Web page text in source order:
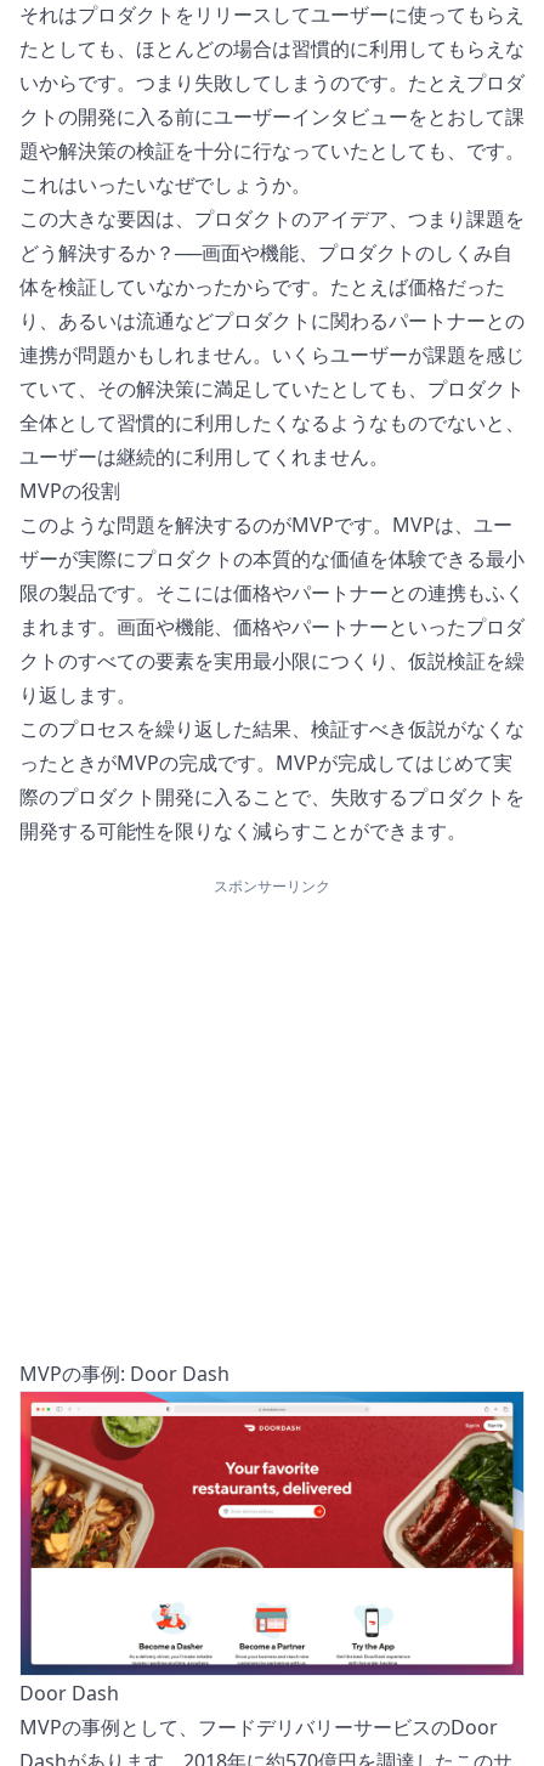
それはプロダクトをリリースしてユーザーに使ってもらえ
たとしても、ほとんどの場合は習慣的に利用してもらえな
いからです。つまり失敗してしまうのです。たとえプロダ
クトの開発に入る前にユーザーインタビューをとおして課
題や解決策の検証を十分に行なっていたとしても、です。
これはいったいなぜでしょうか。
この大きな要因は、プロダクトのアイデア、つまり課題を
どう解決するか？──画面や機能、プロダクトのしくみ自
体を検証していなかったからです。たとえば価格だった
り、あるいは流通などプロダクトに関わるパートナーとの
連携が問題かもしれません。いくらユーザーが課題を感じ
ていて、その解決策に満足していたとしても、プロダクト
全体として習慣的に利用したくなるようなものでないと、
ユーザーは継続的に利用してくれません。
MVPの役割
このような問題を解決するのがMVPです。MVPは、ユー
ザーが実際にプロダクトの本質的な価値を体験できる最小
限の製品です。そこには価格やパートナーとの連携もふく
まれます。画面や機能、価格やパートナーといったプロダ
クトのすべての要素を実用最小限につくり、仮説検証を繰
り返します。
このプロセスを繰り返した結果、検証すべき仮説がなくな
ったときがMVPの完成です。MVPが完成してはじめて実
際のプロダクト開発に入ることで、失敗するプロダクトを
開発する可能性を限りなく減らすことができます。
スポンサーリンク
MVPの事例: Door Dash
Door Dash
MVPの事例として、フードデリバリーサービスのDoor